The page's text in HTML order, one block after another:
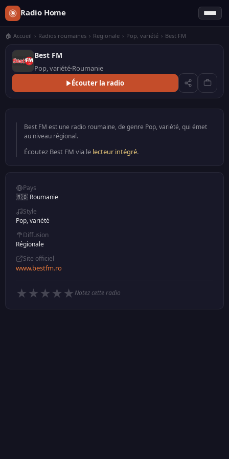
Radio Home
🏠 Accueil › Radios roumaines › Regionale › Pop, variété › Best FM
Best FM
Pop, variété Roumanie
Écouter la radio
Best FM est une radio roumaine, de genre Pop, variété, qui émet
au niveau régional.
Écoutez Best FM via le lecteur intégré.
Pays
🇷🇴 Roumanie
Style
Pop, variété
Diffusion
Régionale
Site officiel
www.bestfm.ro
★ ★ ★ ★ ★Notez cette radio